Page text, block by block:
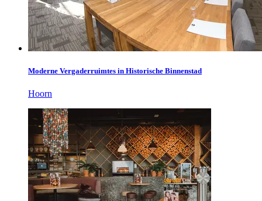
Moderne Vergaderruimtes in Historische Binnenstad
Hoorn